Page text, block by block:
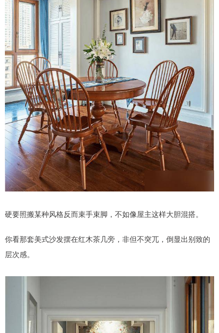
硬要照搬某种风格反而束手束脚，不如像屋主这样大胆混搭。
你看那套美式沙发摆在红木茶几旁，非但不突兀，倒显出别致的
层次感。